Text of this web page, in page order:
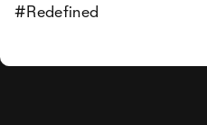
#Redefined